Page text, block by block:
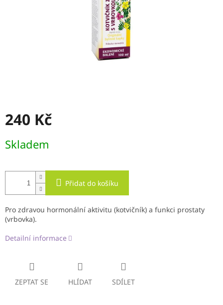
240 Kč
cena:
Skladem
Přidat do košíku
Pro zdravou hormonální aktivitu (kotvičník) a funkci prostaty
(vrbovka).
Detailní informace
ZEPTAT SE HLÍDAT SDÍLET